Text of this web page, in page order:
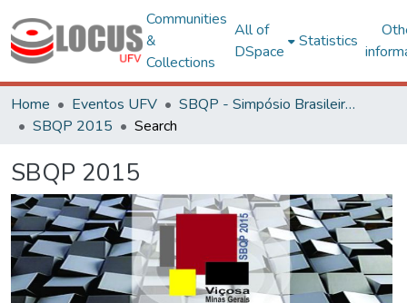
Communities
&
Collections
All of
DSpace
Statistics
Home Eventos UFV
SBQP - Simpósio Brasileiro de Qualidade do Projeto no Ambiente Construído
SBQP 2015
Search
SBQP 2015